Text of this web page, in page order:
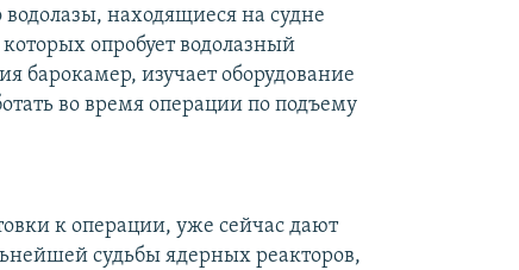
находящиеся на судне
опробует водолазный
барокамер, изучает оборудование
во время операции по подъему
к операции, уже сейчас дают
судьбы ядерных реакторов,